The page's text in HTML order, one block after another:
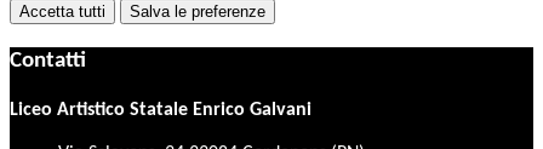
Accetta tutti Salva le preferenze
Contatti
Liceo Artistico Statale Enrico Galvani